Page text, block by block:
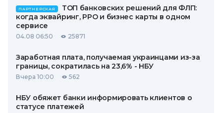
ПАРТНЕРСКАЯ
ТОП банковских решений для ФЛП:
когда эквайринг, РРО и бизнес карты в одном
сервисе
04.08 06:50 25871
Заработная плата, получаемая украинцами из-за
границы, сократилась на 23,6% - НБУ
Вчера 10:00 562
НБУ обяжет банки информировать клиентов о
статусе платежей